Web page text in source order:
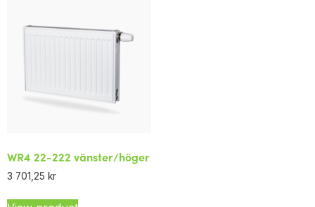
WR4 22-222 vänster/höger
3 701,25 kr